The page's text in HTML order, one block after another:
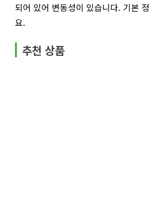
되어 있어 변동성이 있습니다. 기본
요.
추천 상품